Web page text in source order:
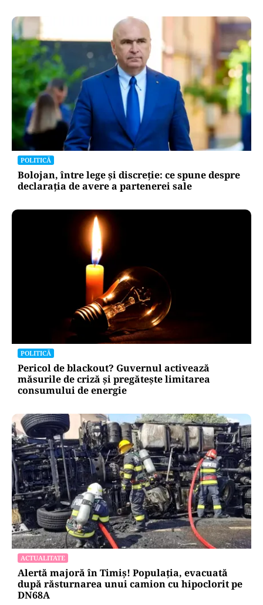
POLITICĂ
Bolojan, între lege și discreție: ce spune despre
declarația de avere a partenerei sale
POLITICĂ
Pericol de blackout? Guvernul activează
măsurile de criză și pregătește limitarea
consumului de energie
ACTUALITATE
Alertă majoră în Timiș! Populația, evacuată
după răsturnarea unui camion cu hipoclorit pe
DN68A